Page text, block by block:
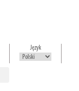
Język